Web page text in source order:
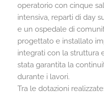
operatorio con cinque
intensiva, reparti di day
e un ospedale di
progettato e installato
integrati con la struttura
stata garantita la
durante i lavori.
Tra le dotazioni